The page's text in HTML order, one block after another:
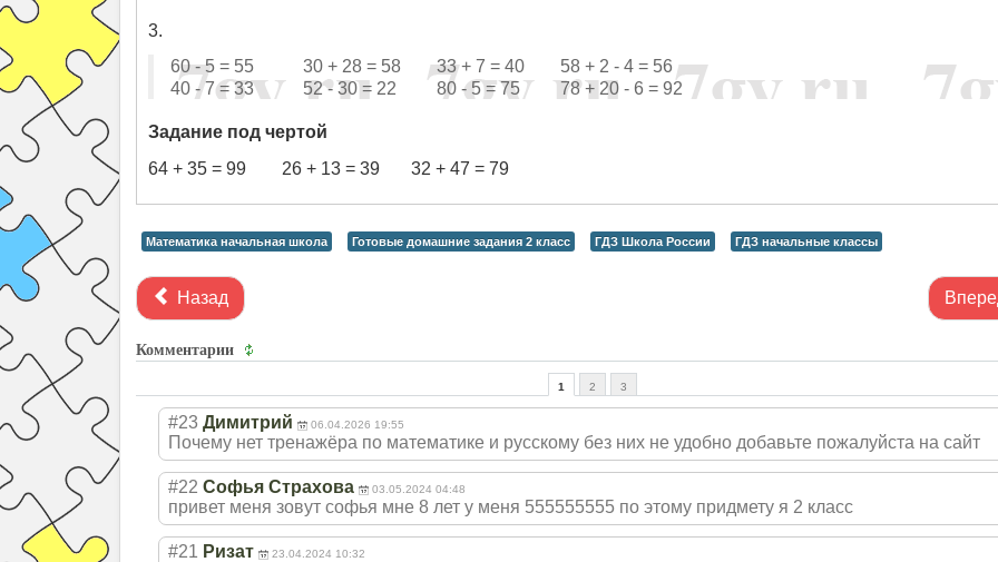
3.
60 - 5 = 55 30 + 28 = 58 33 + 7 = 40 58 + 2 - 4 = 56
40 - 7 = 33 52 - 30 = 22 80 - 5 = 75 78 + 20 - 6 = 92
Задание под чертой
64 + 35 = 99 26 + 13 = 39 32 + 47 = 79
Математика начальная школа Готовые домашние задания 2 класс ГДЗ Школа России ГДЗ начальные классы
Назад
Комментарии
1 2 3
#23 Димитрий 06.04.2026 19:55
Почему нет тренажёра по математике и русскому без них не удобно добавьте пожалуйста на сайт
#22 Софья Страхова 03.05.2024 04:48
привет меня зовут софья мне 8 лет у меня 555555555 по этому придмету я 2 класс
#21 Ризат 23.04.2024 10:32